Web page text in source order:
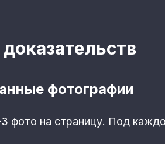
фотографии
фото на страницу. Под